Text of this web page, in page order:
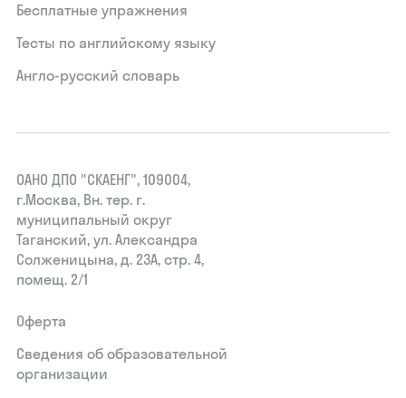
Бесплатные упражнения
Тесты по английскому языку
Англо-русский словарь
ОАНО ДПО "СКАЕНГ", 109004,
г.Москва, Вн. тер. г.
муниципальный округ
Таганский, ул. Александра
Солженицына, д. 23А, стр. 4,
помещ. 2/1
Оферта
Сведения об образовательной
организации